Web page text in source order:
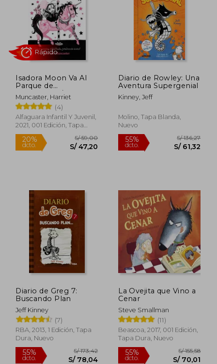
55%
dcto.
55%
dcto. S/
Isadora Moon Va Al
Parque de
Atracciones / Isadora
Moon Goes to the
Fair
Muncaster, Harriet
(4)
Alfaguara Infantil Y Juvenil,
2021, 001 Edición, Tapa
Blanda, Nuevo
Rápido
Diario de Rowley: Una
Aventura Supergenial
Kinney, Jeff
Molino, Tapa Blanda,
Nuevo
Diario de Greg 7:
Buscando Plan
Jeff Kinney
(7)
RBA, 2013, 1 Edición, Tapa
Dura, Nuevo
La Ovejita que Vino a
Cenar
Steve Smallman
(11)
Beascoa, 2017, 001 Edición,
Tapa Dura, Nuevo